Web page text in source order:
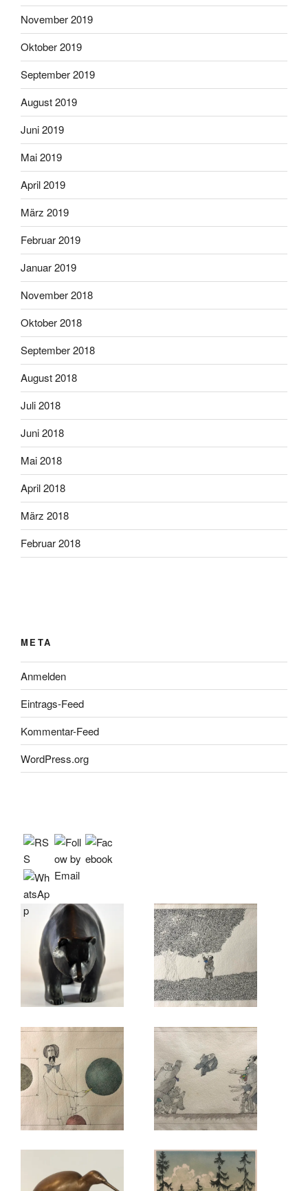
November 2019
Oktober 2019
September 2019
August 2019
Juni 2019
Mai 2019
April 2019
März 2019
Februar 2019
Januar 2019
November 2018
Oktober 2018
September 2018
August 2018
Juli 2018
Juni 2018
Mai 2018
April 2018
März 2018
Februar 2018
META
Anmelden
Eintrags-Feed
Kommentar-Feed
WordPress.org